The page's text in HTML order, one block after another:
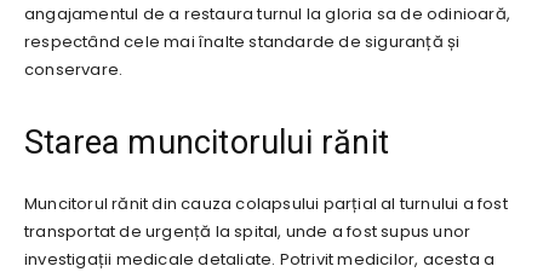
angajamentul de a restaura turnul la gloria sa de odinioară,
respectând cele mai înalte standarde de siguranță și
conservare.
Starea muncitorului rănit
Muncitorul rănit din cauza colapsului parțial al turnului a fost
transportat de urgență la spital, unde a fost supus unor
investigații medicale detaliate. Potrivit medicilor, acesta a